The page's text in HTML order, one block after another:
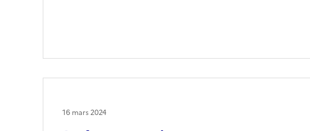
16 mars 2024